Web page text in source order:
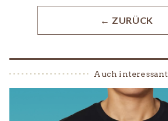
← ZURÜCK
Auch interessant